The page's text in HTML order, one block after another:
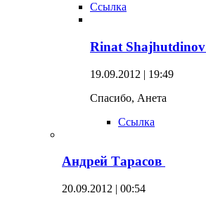
Ссылка
Rinat Shajhutdinov
19.09.2012 | 19:49
Спасибо, Анета
Ссылка
Андрей Тарасов
20.09.2012 | 00:54